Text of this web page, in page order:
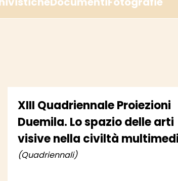
XIII Quadriennale Proiezioni
Duemila. Lo spazio delle arti
visive nella civiltà
(Quadriennali)